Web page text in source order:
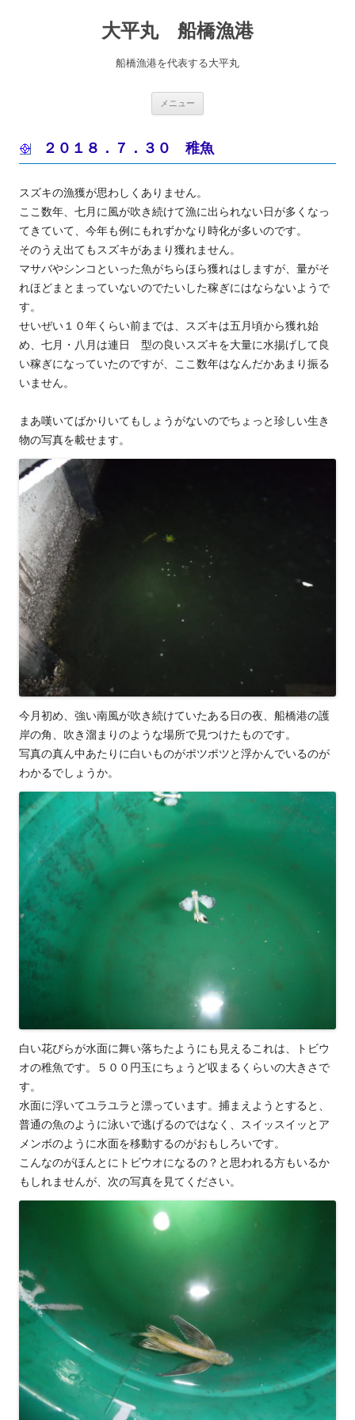
大平丸 船橋漁港
船橋漁港を代表する大平丸
メニュー
２０１８．７．３０ 稚魚
スズキの漁獲が思わしくありません。
ここ数年、七月に風が吹き続けて漁に出られない日が多くなっ
てきていて、今年も例にもれずかなり時化が多いのです。
そのうえ出てもスズキがあまり獲れません。
マサバやシンコといった魚がちらほら獲れはしますが、量がそ
れほどまとまっていないのでたいした稼ぎにはならないようで
す。
せいぜい１０年くらい前までは、スズキは五月頃から獲れ始
め、七月・八月は連日 型の良いスズキを大量に水揚げして良
い稼ぎになっていたのですが、ここ数年はなんだかあまり振る
いません。
まあ嘆いてばかりいてもしょうがないのでちょっと珍しい生き
物の写真を載せます。
今月初め、強い南風が吹き続けていたある日の夜、船橋港の護
岸の角、吹き溜まりのような場所で見つけたものです。
写真の真ん中あたりに白いものがポツポツと浮かんでいるのが
わかるでしょうか。
白い花びらが水面に舞い落ちたようにも見えるこれは、トビウ
オの稚魚です。５００円玉にちょうど収まるくらいの大きさで
す。
水面に浮いてユラユラと漂っています。捕まえようとすると、
普通の魚のように泳いで逃げるのではなく、スイッスイッとア
メンボのように水面を移動するのがおもしろいです。
こんなのがほんとにトビウオになるの？と思われる方もいるか
もしれませんが、次の写真を見てください。